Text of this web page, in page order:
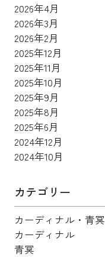
2026年4月
2026年3月
2026年2月
2025年12月
2025年11月
2025年10月
2025年9月
2025年8月
2025年6月
2024年12月
2024年10月
カテゴリー
カーディナル・青冥
カーディナル
青冥